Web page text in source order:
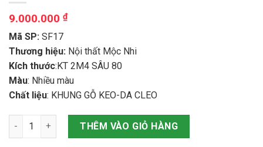
9.000.000 ₫
Mã SP: SF17
Thương hiệu: Nội thất Mộc Nhi
Kích thước:KT 2M4 SÂU 80
Màu: Nhiều màu
Chất liệu: KHUNG GỖ KEO-DA CLEO
Ghế sofa da màu sắc sang trọng SF17 số lượng
THÊM VÀO GIỎ HÀNG